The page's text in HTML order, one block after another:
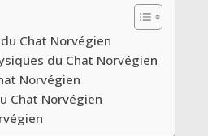
Chat Norvégien
du Chat Norvégien
Norvégien
Chat Norvégien